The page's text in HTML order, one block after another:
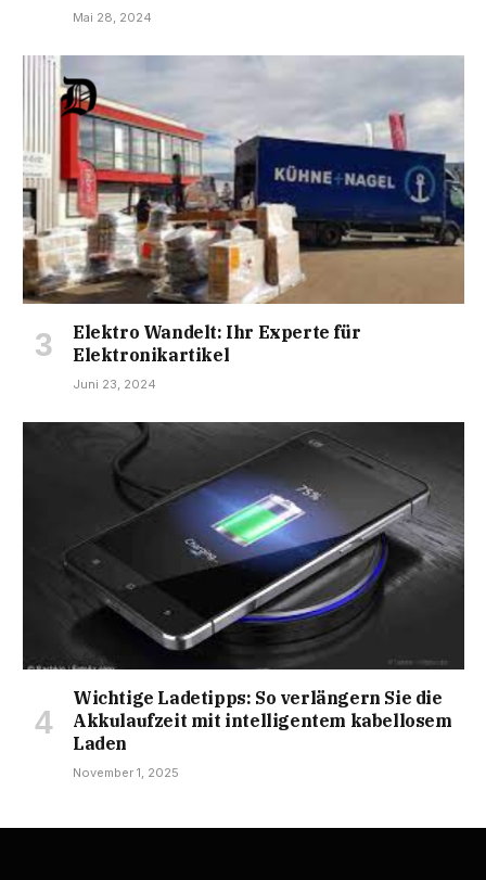
Mai 28, 2024
Elektro Wandelt: Ihr Experte für
Elektronikartikel
Juni 23, 2024
Wichtige Ladetipps: So verlängern Sie die
Akkulaufzeit mit intelligentem kabellosem
Laden
November 1, 2025